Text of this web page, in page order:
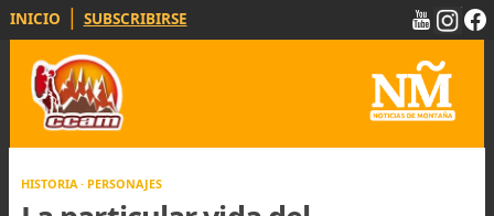
INICIO | SUBSCRIBIRSE
HISTORIA · PERSONAJES